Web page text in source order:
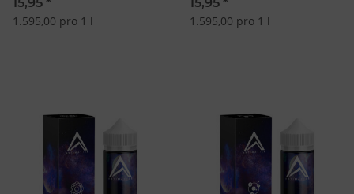
1.595,00 pro 1 l
1.595,00 pro 1 l